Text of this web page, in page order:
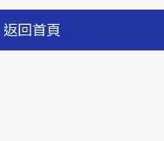
返回首頁